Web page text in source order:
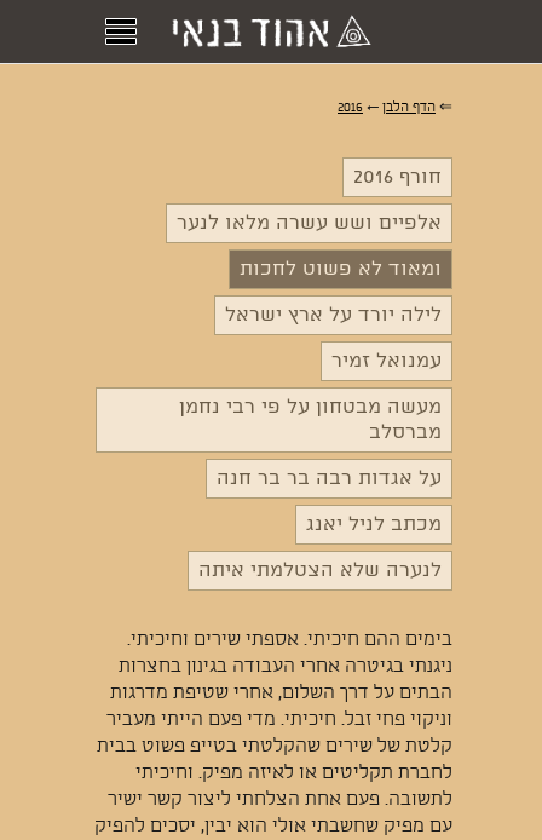
⇐ הדף הלבן ←
2016
חורף 2016
אלפיים ושש עשרה מלאו לנער
ומאוד לא פשוט לחכות
לילה יורד על ארץ ישראל
עמנואל זמיר
מעשה מבטחון על פי רבי נחמן
מברסלב
על אגדות רבה בר בר חנה
מכתב לניל יאנג
לנערה שלא הצטלמתי איתה
בימים ההם חיכיתי. אספתי שירים וחיכיתי.
ניגנתי בגיטרה אחרי העבודה בגינון בחצרות
הבתים על דרך השלום, אחרי שטיפת מדרגות
וניקוי פחי זבל. חיכיתי. מדי פעם הייתי מעביר
קלטת של שירים שהקלטתי בטייפ פשוט בבית
לחברת תקליטים או לאיזה מפיק. וחיכיתי
לתשובה. פעם אחת הצלחתי ליצור קשר ישיר
עם מפיק שחשבתי אולי הוא יבין, יסכים להפיק